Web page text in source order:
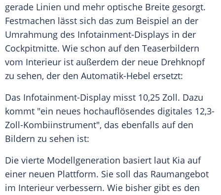
gerade Linien und mehr optische Breite gesorgt.
Festmachen lässt sich das zum Beispiel an der
Umrahmung des Infotainment-Displays in der
Cockpitmitte. Wie schon auf den Teaserbildern
vom Interieur ist außerdem der neue Drehknopf
zu sehen, der den Automatik-Hebel ersetzt:
Das Infotainment-Display misst 10,25 Zoll. Dazu
kommt "ein neues hochauflösendes digitales 12,3-
Zoll-Kombiinstrument", das ebenfalls auf den
Bildern zu sehen ist:
Die vierte Modellgeneration basiert laut Kia auf
einer neuen Plattform. Sie soll das Raumangebot
im Interieur verbessern. Wie bisher gibt es den